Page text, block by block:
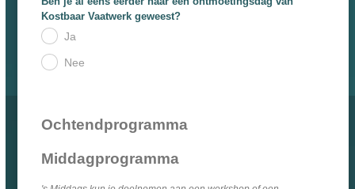
Kostbaar Vaatwerk geweest?
Ja
Nee
Ochtendprogramma
Middagprogramma